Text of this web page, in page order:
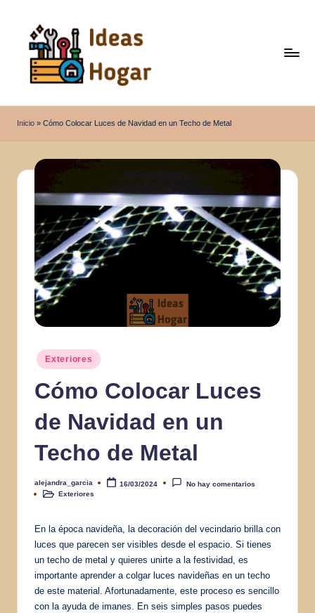
contenido
d
e
a
Inicio » Cómo Colocar Luces de Navidad en un Techo de Metal
Publicado
en
Exteriores
Cómo Colocar Luces
de Navidad en un
Techo de Metal
Publicado
por
alejandra_garcia 16/03/2024
No hay comentarios
PublicadoExteriores
En la época navideña, la decoración del vecindario brilla con
luces que parecen ser visibles desde el espacio. Si tienes
un techo de metal y quieres unirte a la festividad, es
importante aprender a colgar luces navideñas en un techo
de este material. Afortunadamente, este proceso es sencillo
con la ayuda de imanes. En seis simples pasos puedes